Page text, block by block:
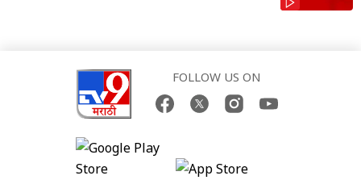
FOLLOW US ON